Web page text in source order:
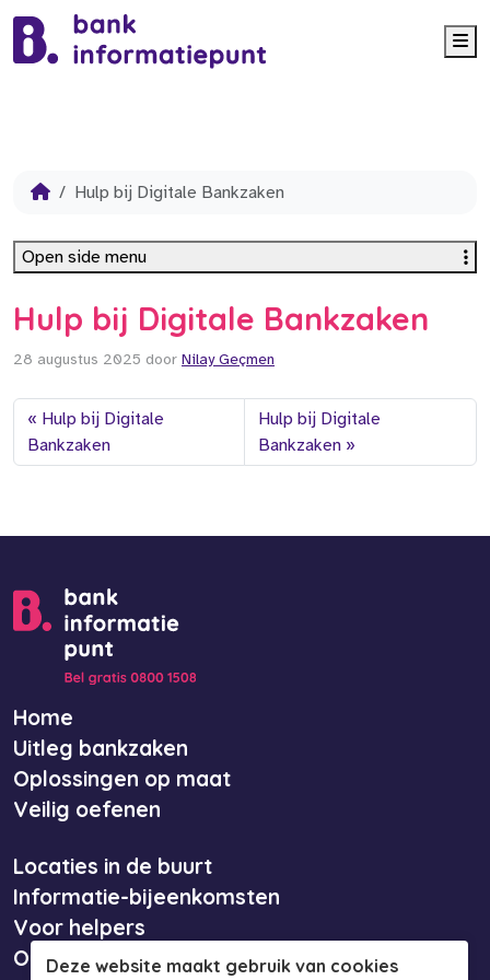
Hulp bij Digitale Bankzaken
Hulp bij Digitale Bankzaken
28 augustus 2025 door Nilay Geçmen
Hulp bij Digitale
Bankzaken
Hulp bij Digitale
Bankzaken
Open side menu
Home
Uitleg bankzaken
Oplossingen op maat
Veilig oefenen
Locaties in de buurt
Informatie-bijeenkomsten
Voor helpers
Over ons
Deze website maakt gebruik van cookies